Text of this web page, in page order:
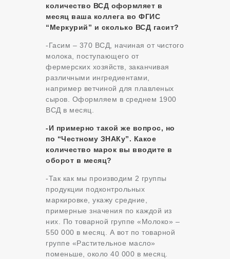
количество ВСД оформляет в
месяц ваша коллега во ФГИС
“Меркурий” и сколько ВСД гасит?
-Гасим – 370 ВСД, начиная от чистого
молока, поступающего от
фермерских хозяйств, заканчивая
различными ингредиентами,
например ветчиной для плавленых
сыров. Оформляем в среднем 1900
ВСД в месяц.
-И примерно такой же вопрос, но
по “Честному ЗНАКу”. Какое
количество марок вы вводите в
оборот в месяц?
-Так как мы производим 2 группы
продукции подконтрольных
маркировке, укажу средние,
примерные значения по каждой из
них. По товарной группе «Молоко» –
550 000 в месяц. А вот по товарной
группе «Растительное масло»
поменьше, около 40 000 в месяц.